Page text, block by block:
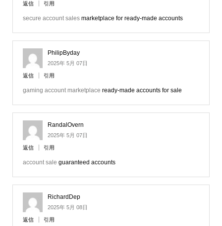
返信 引用
secure account sales marketplace for ready-made accounts
PhilipByday
2025年 5月 07日
返信 引用
gaming account marketplace ready-made accounts for sale
RandalOvern
2025年 5月 07日
返信 引用
account sale guaranteed accounts
RichardDep
2025年 5月 08日
返信 引用